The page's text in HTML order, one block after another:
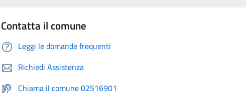
Contatta il comune
Leggi le domande frequenti
Richiedi Assistenza
Chiama il comune 02516901